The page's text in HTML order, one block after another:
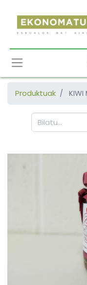
Produktuak KIWI